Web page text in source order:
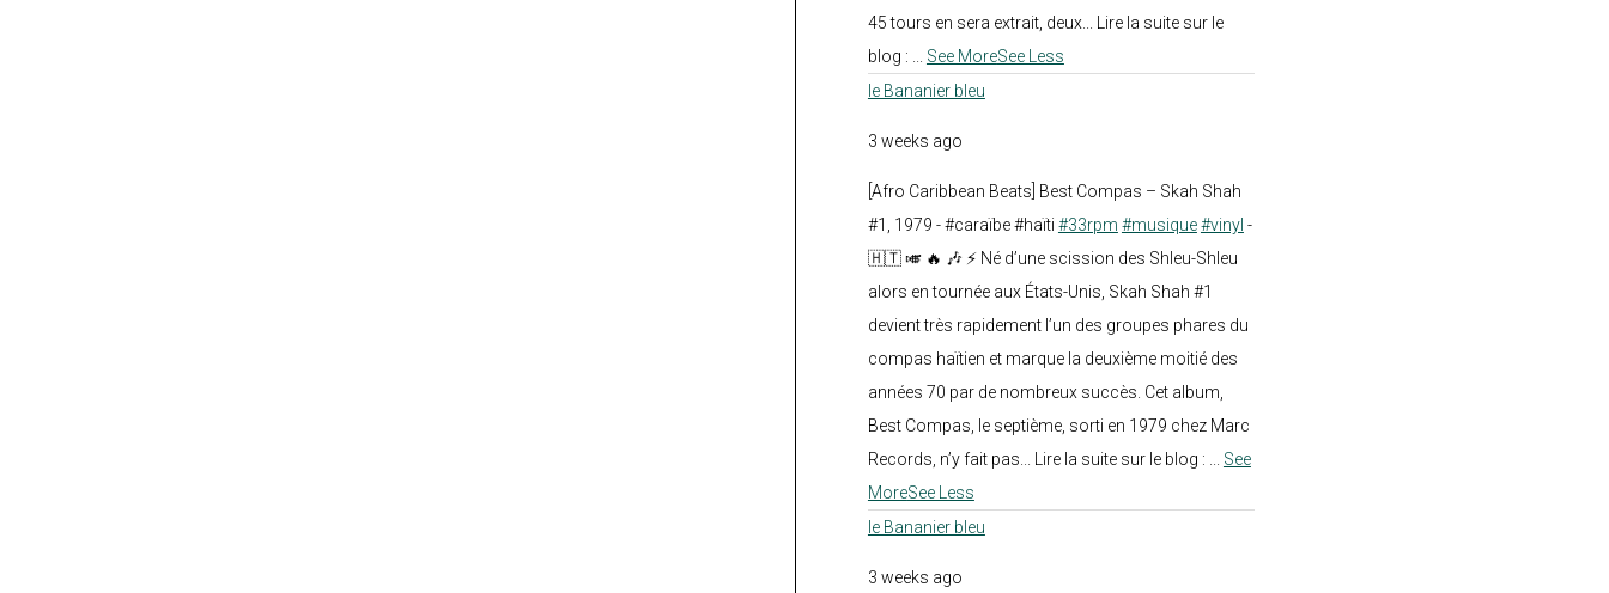
45 tours en sera extrait, deux... Lire la suite sur le
blog :
See MoreSee Less
le Bananier bleu
3 weeks ago
[Afro Caribbean Beats] Best Compas – Skah Shah
#1, 1979 - #caraïbe #haïti #33rpm #musique#vinyl -
🇭🇹 🎺 🔥 🎶 ⚡ Né d’une scission des Shleu-Shleu
alors en tournée aux États-Unis, Skah Shah #1
devient très rapidement l’un des groupes phares du
compas haïtien et marque la deuxième moitié des
années 70 par de nombreux succès. Cet album,
Best Compas, le septième, sorti en 1979 chez Marc
Records, n’y fait pas... Lire la suite sur le blog :
See
MoreSee Less
le Bananier bleu
3 weeks ago